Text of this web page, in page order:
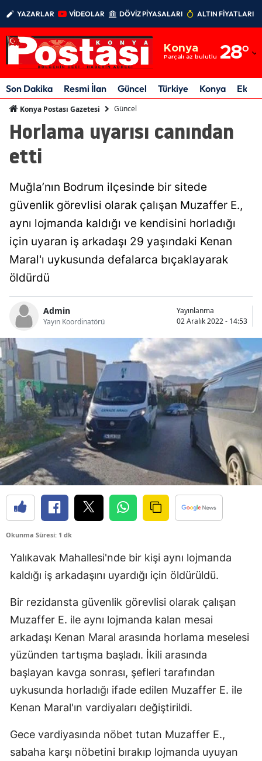
YAZARLAR VİDEOLAR DÖVİZ PİYASALARI ALTIN FİYATLARI
Konya
Parçalı az bulutlu 28°
Adıyaman
Afyonkarahisar
Amasya
Artvin
Aydın
Bingöl
Bitlis
Bolu
Burdur
Bursa
Çanakkale
Çankırı
Diyarbakır
Elazığ
Erzurum
Eskişehir
Gaziantep
Giresun
Gümüşhane
Hakkari
Hatay
Son Dakika Resmi İlan Güncel Türkiye Konya
Konya Postası Gazetesi Güncel
Horlama uyarısı canından
etti
Muğla’nın Bodrum ilçesinde bir sitede
güvenlik görevlisi olarak çalışan Muzaffer E.,
aynı lojmanda kaldığı ve kendisini horladığı
için uyaran iş arkadaşı 29 yaşındaki Kenan
Maral'ı uykusunda defalarca bıçaklayarak
öldürdü
Admin
Yayın Koordinatörü
Yayınlanma
02 Aralık 2022 - 14:53
Okunma Süresi: 1 dk
Yalıkavak Mahallesi'nde bir kişi aynı lojmanda
kaldığı iş arkadaşını uyardığı için öldürüldü.
Bir rezidansta güvenlik görevlisi olarak çalışan
Muzaffer E. ile aynı lojmanda kalan mesai
arkadaşı Kenan Maral arasında horlama meselesi
yüzünden tartışma başladı. İkili arasında
başlayan kavga sonrası, şefleri tarafından
uykusunda horladığı ifade edilen Muzaffer E. ile
Kenan Maral'ın vardiyaları değiştirildi.
Gece vardiyasında nöbet tutan Muzaffer E.,
sabaha karşı nöbetini bırakıp lojmanda uyuyan